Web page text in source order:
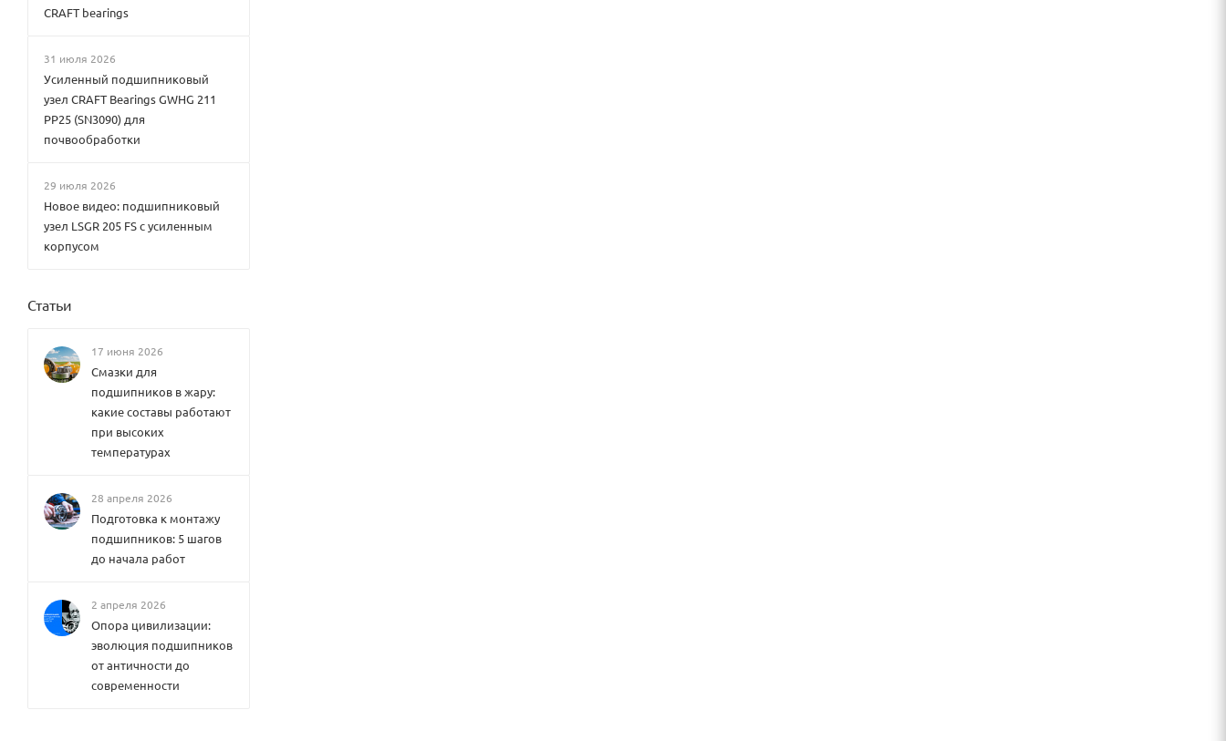
CRAFT bearings
31 июля 2026
Усиленный подшипниковый
узел CRAFT Bearings GWHG 211
PP25 (SN3090) для
почвообработки
29 июля 2026
Новое видео: подшипниковый
узел LSGR 205 FS с усиленным
корпусом
Статьи
17 июня 2026
Смазки для
подшипников в жару:
какие составы работают
при высоких
температурах
28 апреля 2026
Подготовка к монтажу
подшипников: 5 шагов
до начала работ
2 апреля 2026
Опора цивилизации:
эволюция подшипников
от античности до
современности